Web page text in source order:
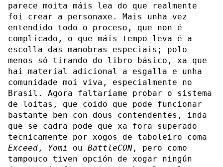
parece moita máis lea do que realmente
foi crear a personaxe. Mais unha vez
entendido todo o proceso, que non é
complicado, o que máis tempo leva é a
escolla das manobras especiais; polo
menos só tirando do libro básico, xa que
hai material adicional a esgalla e unha
comunidade moi viva, especialmente no
Brasil. Agora faltaríame probar o sistema
de loitas, que coido que pode funcionar
bastante ben con dous contendentes, inda
que se cadra pode que xa fora superado
tecnicamente por xogos de taboleiro coma
Exceed , Yomi ou BattleCON , pero como
tampouco tiven opción de xogar ningún